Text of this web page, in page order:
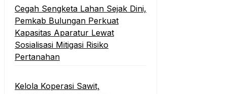
Cegah Sengketa Lahan Sejak Dini,
Pemkab Bulungan Perkuat
Kapasitas Aparatur Lewat
Sosialisasi Mitigasi Risiko
Pertanahan
Kelola Koperasi Sawit,